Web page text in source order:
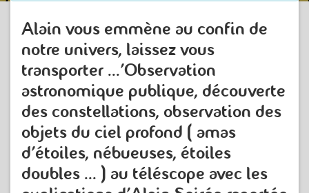
Alain vous emmène au confin de
notre univers, laissez vous
transporter ...'Observation
astronomique publique, découverte
des constellations, observation des
objets du ciel profond ( amas
d'étoiles, nébueuses, étoiles
doubles ... ) au téléscope avec les